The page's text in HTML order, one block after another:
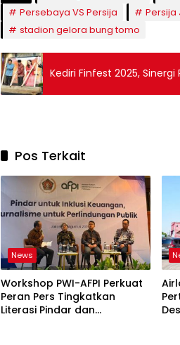
Persebaya VS Persija
Persija
stadion gelora bung tomo
Kediri Finfest 2025,
Pos Terkait
News
Workshop PWI-AFPI Perkuat
Peran Pers Tingkatkan
Literasi Pindar dan